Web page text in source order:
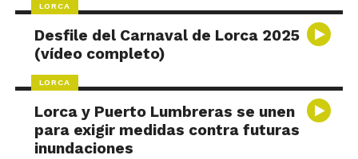
LORCA
Desfile del Carnaval de Lorca 2025
(vídeo completo)
LORCA
Lorca y Puerto Lumbreras se unen
para exigir medidas contra futuras
inundaciones